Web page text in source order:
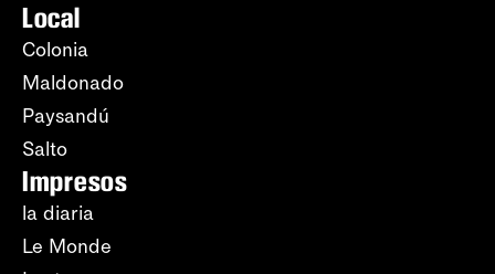
Local
Colonia
Maldonado
Paysandú
Salto
Impresos
la diaria
Le Monde